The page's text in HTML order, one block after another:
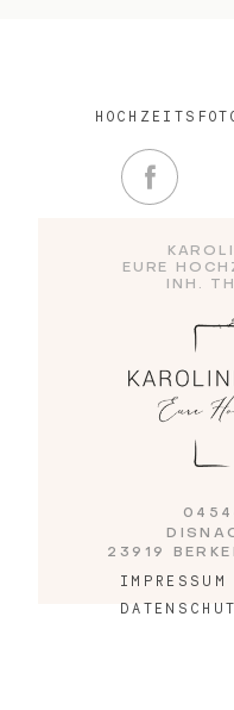
EURE
INH.
IMPRESSUM
23919